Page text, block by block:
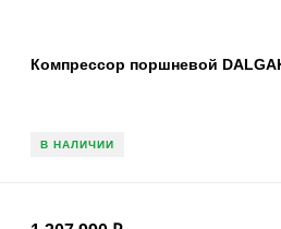
Компрессор поршневой
В НАЛИЧИИ